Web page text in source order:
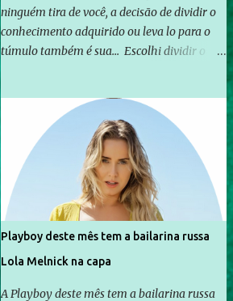
ninguém tira de você, a decisão de dividir o
conhecimento adquirido ou leva lo para o
túmulo também é sua... Escolhi dividir o
mais e mais pessoas terem acesso a
educação e ao conhecimento. Não sou
Professor, a mais nobre das profissões, mas
tento ser um empreendedor da
comunicação, que além de informação
cotidiana, corriqueira e cada vez mais
preocupantes, do tipo que você já esta
acostumado a ver neste espaço, vou
trabalhar a ideia que possibilite distribuir
Playboy deste mês tem a bailarina russa
Lola Melnick na capa
A Playboy deste mês tem a bailarina russa